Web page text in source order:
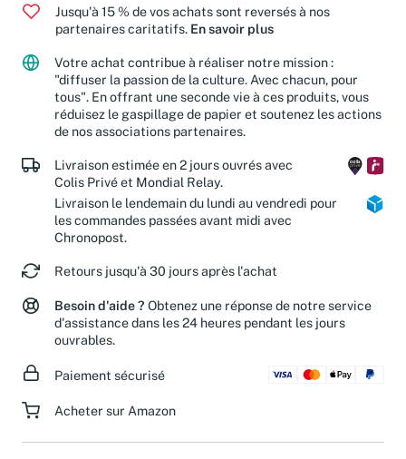
Jusqu'à 15 % de vos achats sont reversés à nos
partenaires caritatifs. En savoir plus
Votre achat contribue à réaliser notre mission :
"diffuser la passion de la culture. Avec chacun, pour
tous". En offrant une seconde vie à ces produits, vous
réduisez le gaspillage de papier et soutenez les actions
de nos associations partenaires.
Livraison estimée en 2 jours ouvrés avec
Colis Privé et Mondial Relay.
Livraison le lendemain du lundi au vendredi pour
les commandes passées avant midi avec
Chronopost.
Retours jusqu'à 30 jours après l'achat
Besoin d'aide ? Obtenez une réponse de notre service
d'assistance dans les 24 heures pendant les jours
ouvrables.
Paiement sécurisé
Acheter sur Amazon